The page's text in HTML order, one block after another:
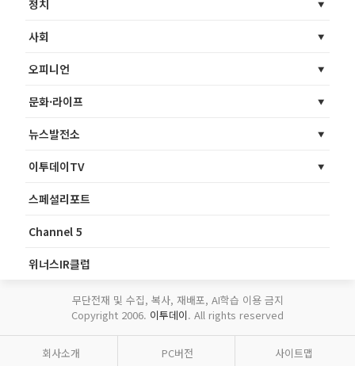
정치
사회
오피니언
문화·라이프
뉴스발전소
이투데이TV
스페셜리포트
Channel 5
위너스IR클럽
무단전재 및 수집, 복사, 재배포, AI학습 이용 금지
Copyright 2006. 이투데이. All rights reserved
회사소개 PC버전 사이트맵